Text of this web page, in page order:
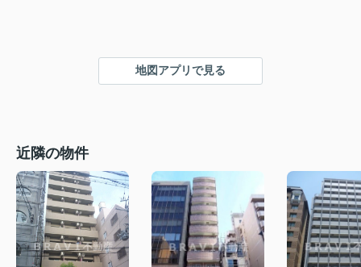
地図アプリで見る
近隣の物件